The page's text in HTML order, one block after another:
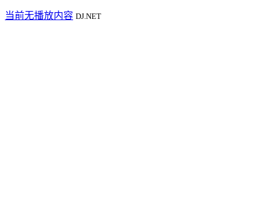
当前无播放内容 DJ.NET